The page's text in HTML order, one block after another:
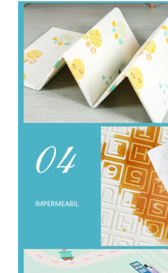
Accesorii pentru animale
Aparate de Masaj
Articole si accesorii birou
Electrocasnice
Storcatoare / Blendere
Bricolaj
Echipamente de constructii si
Alte instrumente de constructie
Echipamente instalator
Masini electrice taiat caneluri